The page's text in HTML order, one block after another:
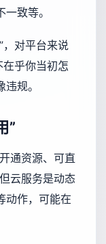
致等。
，对平台来说
在乎你当初怎
规。
”
通资源、可直
云服务是动态
动作，可能在